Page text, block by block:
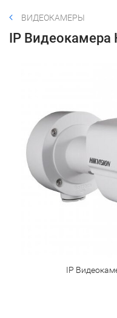
ВИДЕОКАМЕРЫ
IP Видеокамера
IP